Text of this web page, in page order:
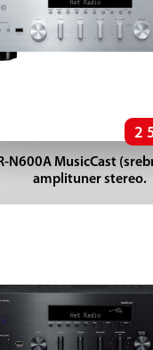
2
N600A MusicCast
amplituner stereo.